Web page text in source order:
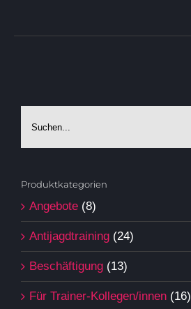
können
Produktseite
Produktkategorien
Angebote (8)
Antijagdtraining (24)
Beschäftigung (13)
Für Trainer-Kollegen/innen (16)